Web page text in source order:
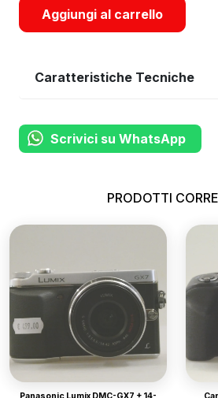
Aggiungi al carrello
Caratteristiche Tecniche
Scrivici su WhatsApp
PRODOTTI